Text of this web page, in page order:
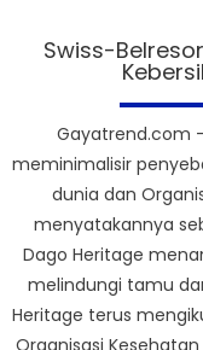
Swiss-
Gayatrend.com
meminimalisir
dunia dan
menyatakannya
Dago Heritage
melindungi tamu
Heritage terus
Organisasi